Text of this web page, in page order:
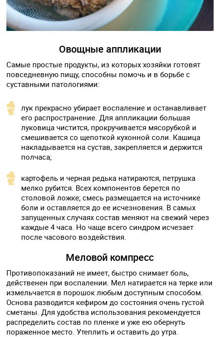
Овощные аппликации
Самые простые продукты, из которых хозяйки готовят
повседневную пищу, способны помочь и в борьбе с
суставными патологиями:
лук прекрасно убирает воспаление и останавливает
его распространение. Для аппликации большая
луковица чистится, прокручивается мясорубкой и
смешивается со щепоткой кухонной соли. Кашица
накладывается на сустав, закрепляется и держится
полчаса;
картофель и черная редька натираются, петрушка
мелко рубится. Всех компонентов берется по
столовой ложке; смесь размещается на источнике
боли и оставляется до ее исчезновения. В самых
запущенных случаях состав меняют на свежий через
каждые 4 часа. Но чаще всего синдром исчезает
после часового воздействия.
Меловой компресс
Противопоказаний не имеет, быстро снимает боль,
действенен при воспалении. Мел натирается на терке или
измельчается в порошок любым доступным способом.
Основа разводится кефиром до состояния очень густой
сметаны. Для удобства использования рекомендуется
распределить состав по пленке и уже ею обернуть
пораженное место. Утеплить и оставить до утра.